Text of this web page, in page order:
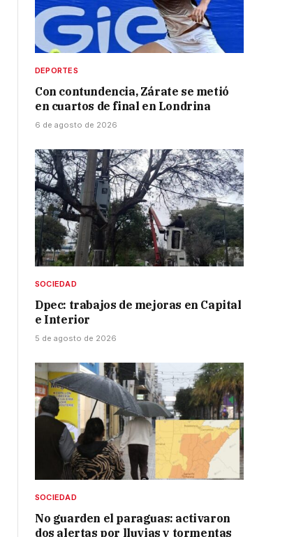
DEPORTES
Con contundencia, Zárate se metió
en cuartos de final en Londrina
6 de agosto de 2026
SOCIEDAD
Dpec: trabajos de mejoras en Capital
e Interior
5 de agosto de 2026
SOCIEDAD
No guarden el paraguas: activaron
dos alertas por lluvias y tormentas